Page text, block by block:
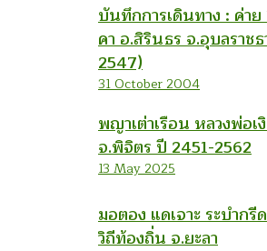
บันทึกการเดินทาง : ค่า
คา อ.สิรินธร จ.อุบลราช
2547)
31 October 2004
พญาเต่าเรือน หลวงพ่อเ
จ.พิจิตร ปี 2451-2562
13 May 2025
มอตอง แดเจาะ ระบำก
วิถีท้องถิ่น จ.ยะลา